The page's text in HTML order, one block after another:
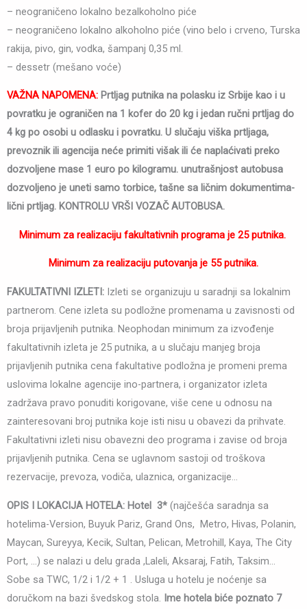
– neograničeno lokalno bezalkoholno piće
– neograničeno lokalno alkoholno piće (vino belo i crveno, Turska
rakija, pivo, gin, vodka, šampanj 0,35 ml.
– dessetr (mešano voće)
VAŽNA NAPOMENA: Prtljag putnika na polasku iz Srbije kao i u
povratku je ograničen na 1 kofer do 20 kg i jedan ručni prtljag do
4 kg po osobi u odlasku i povratku. U slučaju viška prtljaga,
prevoznik ili agencija neće primiti višak ili će naplaćivati preko
dozvoljene mase 1 euro po kilogramu. unutrašnjost autobusa
dozvoljeno je uneti samo torbice, tašne sa ličnim dokumentima-
lični prtljag. KONTROLU VRŠI VOZAČ AUTOBUSA.
Minimum za realizaciju fakultativnih programa je 25 putnika.
Minimum za realizaciju putovanja je 55 putnika.
FAKULTATIVNI IZLETI: Izleti se organizuju u saradnji sa lokalnim
partnerom. Cene izleta su podložne promenama u zavisnosti od
broja prijavljenih putnika. Neophodan minimum za izvođenje
fakultativnih izleta je 25 putnika, a u slučaju manjeg broja
prijavljenih putnika cena fakultative podložna je promeni prema
uslovima lokalne agencije ino-partnera, i organizator izleta
zadržava pravo ponuditi korigovane, više cene u odnosu na
zainteresovani broj putnika koje isti nisu u obavezi da prihvate.
Fakultativni izleti nisu obavezni deo programa i zavise od broja
prijavljenih putnika. Cena se uglavnom sastoji od troškova
rezervacije, prevoza, vodiča, ulaznica, organizacije…
OPIS I LOKACIJA HOTELA: Hotel 3* (najčešća saradnja sa
hotelima-Version, Buyuk Pariz, Grand Ons, Metro, Hivas, Polanin,
Maycan, Sureyya, Kecik, Sultan, Pelican, Metrohill, Kaya, The City
Port, …) se nalazi u delu grada ,Laleli, Aksaraj, Fatih, Taksim…
Sobe sa TWC, 1/2 i 1/2 + 1 . Usluga u hotelu je noćenje sa
doručkom na bazi švedskog stola. Ime hotela biće poznato 7